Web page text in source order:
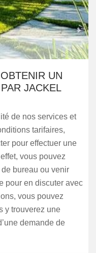
UN
JACKEL
de nos services et
tarifaires,
pour effectuer une
vous pouvez
bureau ou venir
pour en discuter avec
vous pouvez
y trouverez une
demande de